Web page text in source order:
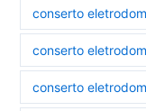
conserto
conserto
conserto